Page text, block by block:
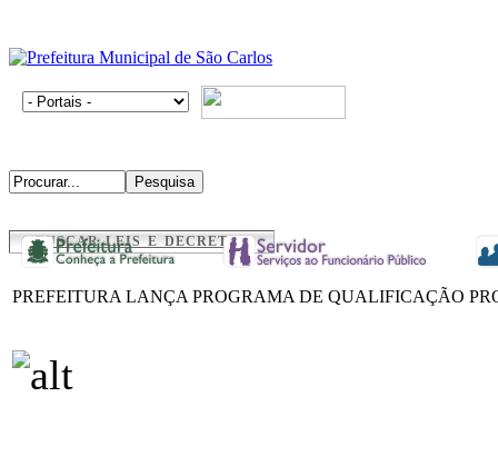
BUSCAR LEIS E DECRETOS
PREFEITURA LANÇA PROGRAMA DE QUALIFICAÇÃO